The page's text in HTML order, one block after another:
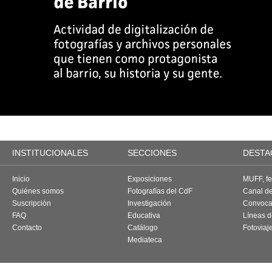
INSTITUCIONALES SECCIONES
Inicio
Quiénes somos
Suscripción
FAQ
Contacto
Exposiciones
Fotografías del CdF
Investigación
Educativa
Catálogo
Mediateca
MUFF,
Canal
Líneas